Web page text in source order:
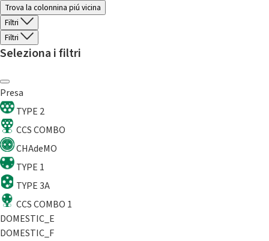
Trova la colonnina piú vicina
Filtri
Filtri
Seleziona i filtri
Presa
TYPE 2
CCS COMBO
CHAdeMO
TYPE 1
TYPE 3A
CCS COMBO 1
DOMESTIC_E
DOMESTIC_F